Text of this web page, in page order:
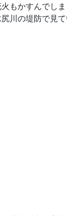
もかすんでし
川の堤防で見